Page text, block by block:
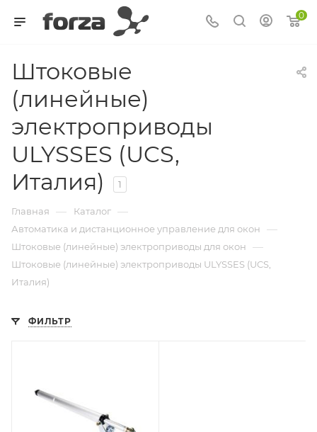
0
Штоковые
(линейные)
электроприводы
ULYSSES (UCS,
Италия)
1
Главная — Каталог —
Автоматика и дистанционное управление для окон —
Штоковые (линейные) электроприводы для окон —
Штоковые (линейные) электроприводы ULYSSES (UCS,
Италия)
ФИЛЬТР